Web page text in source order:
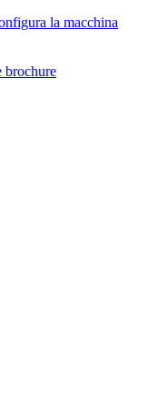
la macchina
brochure